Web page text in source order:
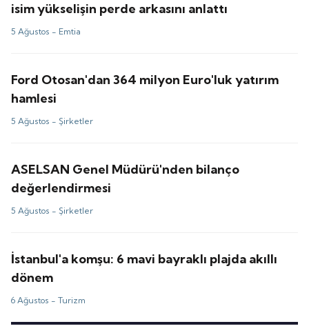
isim yükselişin perde arkasını anlattı
5 Ağustos - Emtia
Ford Otosan'dan 364 milyon Euro'luk yatırım
hamlesi
5 Ağustos -Şirketler
ASELSAN Genel Müdürü'nden bilanço
değerlendirmesi
5 Ağustos -Şirketler
İstanbul'a komşu: 6 mavi bayraklı plajda akıllı
dönem
6 Ağustos -Turizm